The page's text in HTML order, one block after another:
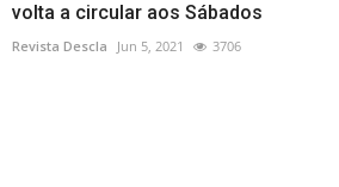
volta a circular aos Sábados
Revista Descla Jun 5, 2021 3706